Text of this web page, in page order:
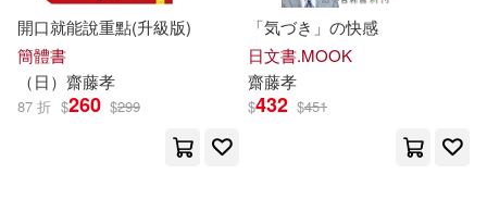
開口就能說重點(升級版)
簡體書
（日） 齋藤孝
87 折 $260 $299
「気づき」の快感
日文書.MOOK
齋藤孝
$432 $451